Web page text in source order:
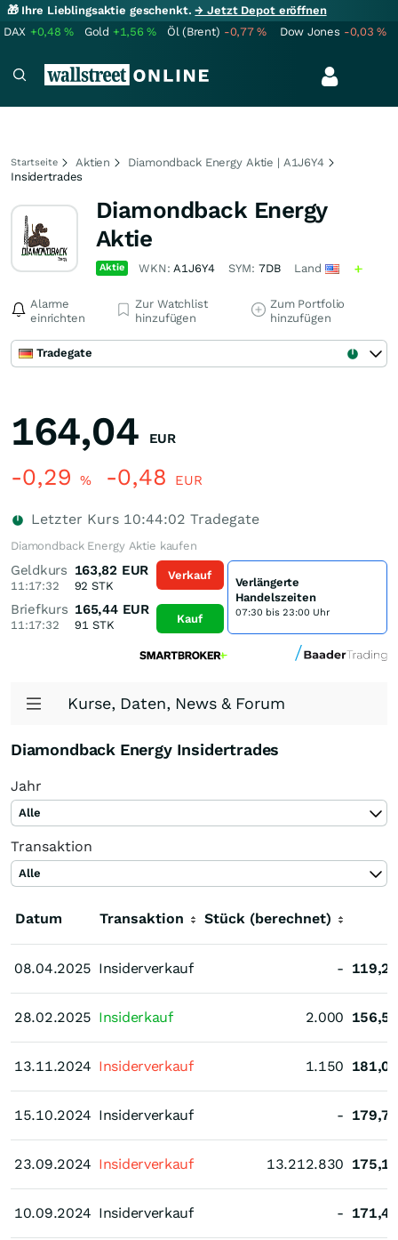
🎁 Ihre Lieblingsaktie geschenkt.→ Jetzt Depot eröffnen
DAX +0,48% Gold +1,56% Öl (Brent) -0,77% Dow Jones -0,03%
Startseite Aktien
Diamondback Energy Aktie | A1J6Y4
Insidertrades
Diamondback Energy
Aktie
Aktie WKN:A1J6Y4 SYM: 7DB Land
Alarme
einrichten
Zur Watchlist
hinzufügen
Zum Portfolio
hinzufügen
Tradegate
164,04 EUR
-0,29 % -0,48 EUR
Letzter Kurs 10:44:02 Tradegate
Diamondback Energy Aktie kaufen
Geldkurs
11:17:32
163,82 EUR
92 STK
Briefkurs
11:17:32
165,44 EUR
91 STK
Verkauf
Kauf
Verlängerte
Handelszeiten
07:30 bis 23:00 Uhr
Kurse, Daten, News & Forum
Diamondback Energy Insidertrades
Jahr
Alle
Transaktion
Alle
Datum
08.04.2025
28.02.2025
13.11.2024
15.10.2024
23.09.2024
10.09.2024
Transaktion Stück (berechnet)
08.04.2025 Insiderverkauf - 119,25
28.02.2025 Insiderkauf 2.000 156,51
13.11.2024 Insiderverkauf 1.150 181,00
15.10.2024 Insiderverkauf - 179,77
23.09.2024 Insiderverkauf 13.212.830 175,11
10.09.2024 Insiderverkauf - 171,49